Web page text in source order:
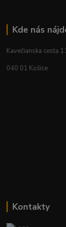
Kde nás
Kavečianska cesta
040 01 Košice
Kontakty